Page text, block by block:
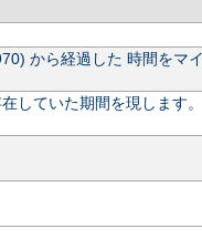
から経過した 時間をマ
していた期間を現します